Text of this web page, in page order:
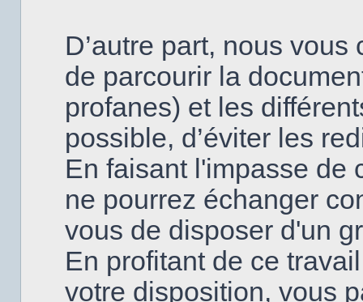
D’autre part, nous
de parcourir la
profanes) et les
possible, d’éviter les
En faisant l'impasse de
ne pourrez échanger
vous de disposer d'un
En profitant de ce
votre disposition, vous